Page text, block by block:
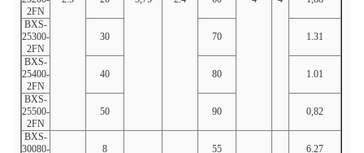
2FN
BXS-
25300-
2FN
30 70 1.31
BXS-
25400-
2FN
40 80 1.01
BXS-
25500-
2FN
50 90 0,82
BXS-
30080-
8 55 6.27